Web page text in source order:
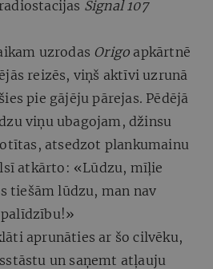
Signal 107
uzrodas Origo apkārtnē
reizēs, viņš aktīvi uzrunā
pie gājēju pārejas. Pēdējā
viņu ubagojam, džinsu
atsedzot plankumainu
atkārto: «Lūdzu, mīļie
tiešām lūdzu, man nav
aprunāties ar šo cilvēku,
un saņemt atļauju